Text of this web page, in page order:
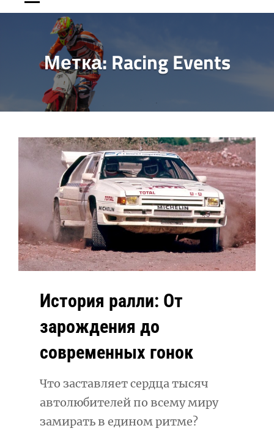
Метка: Racing Events
История ралли: От
зарождения до
современных гонок
Что заставляет сердца тысяч
автолюбителей по всему миру
замирать в едином ритме?